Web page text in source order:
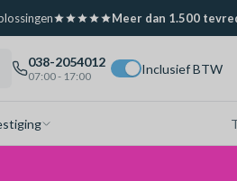
Meer dan 1.500
038-2054012
07:00 - 17:00 Inclusief BTW